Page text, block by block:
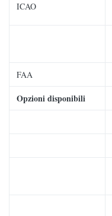
ICAO
FAA
Opzioni disponibili